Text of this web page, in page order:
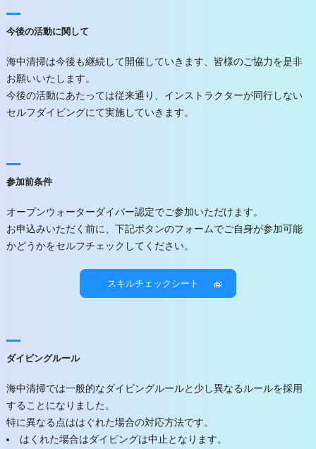
今後の活動に関して
海中清掃は今後も継続して開催していきます、皆様のご協力を是非
お願いいたします。
今後の活動にあたっては従来通り、インストラクターが同行しない
セルフダイビングにて実施していきます。
参加前条件
オープンウォーターダイバー認定でご参加いただけます。
お申込みいただく前に、下記ボタンのフォームでご自身が参加可能
かどうかをセルフチェックしてください。
スキルチェックシート
ダイビングルール
海中清掃では一般的なダイビングルールと少し異なるルールを採用
することになりました。
特に異なる点ははぐれた場合の対応方法です。
はくれた場合はダイビングは中止となります。